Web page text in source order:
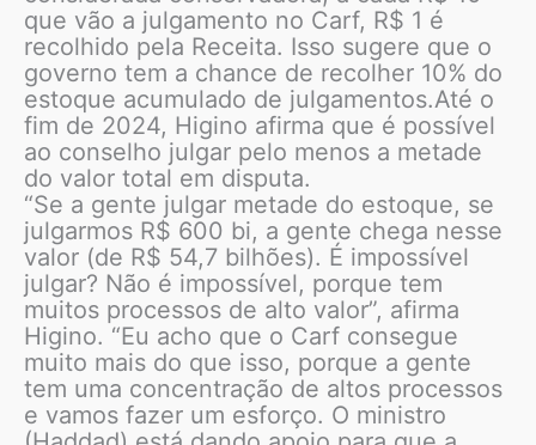
que vão a julgamento no Carf, R$ 1 é
recolhido pela Receita. Isso sugere que o
governo tem a chance de recolher 10% do
estoque acumulado de julgamentos.Até o
fim de 2024, Higino afirma que é possível
ao conselho julgar pelo menos a metade
do valor total em disputa.
“Se a gente julgar metade do estoque, se
julgarmos R$ 600 bi, a gente chega nesse
valor (de R$ 54,7 bilhões). É impossível
julgar? Não é impossível, porque tem
muitos processos de alto valor”, afirma
Higino. “Eu acho que o Carf consegue
muito mais do que isso, porque a gente
tem uma concentração de altos processos
e vamos fazer um esforço. O ministro